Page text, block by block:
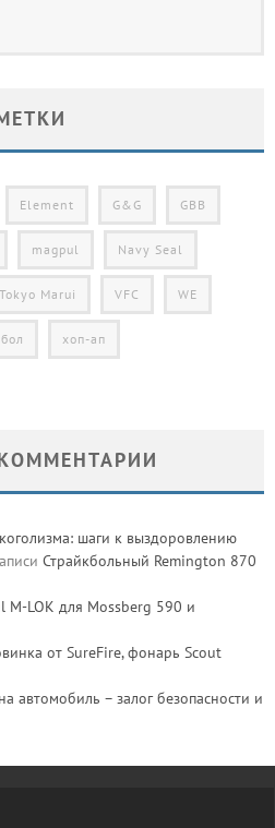
Element G&G GBB
magpul Navy Seal
Tokyo Marui VFC WE
хоп-ап
шаги к выздоровлению
Страйкбольный Remington 870
M-LOK для Mossberg 590 и
от SureFire, фонарь Scout
автомобиль – залог безопасности и